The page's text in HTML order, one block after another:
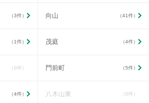
（3件） 向山 （41件）
（1件） 茂庭 （4件）
（0件） 門前町 （5件）
（4件） 八木山東 （0件）